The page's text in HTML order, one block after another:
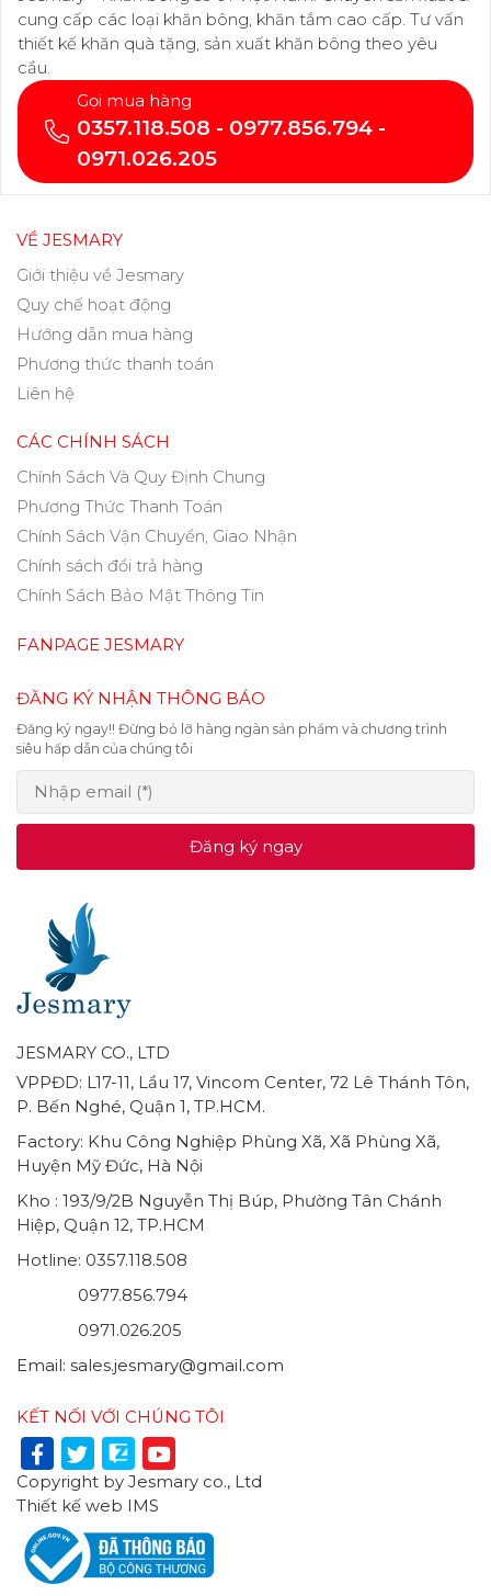
cung cấp các loại khăn bông, khăn tắm cao cấp. Tư vấn
thiết kế khăn quà tặng, sản xuất khăn bông theo yêu
cầu.
Gọi mua hàng
0357.118.508 - 0977.856.794 -
0971.026.205
VỀ JESMARY
Giới thiệu về Jesmary
Quy chế hoạt động
Hướng dẫn mua hàng
Phương thức thanh toán
Liên hệ
CÁC CHÍNH SÁCH
Chính Sách Và Quy Định Chung
Phương Thức Thanh Toán
Chính Sách Vận Chuyển, Giao Nhận
Chính sách đổi trả hàng
Chính Sách Bảo Mật Thông Tin
FANPAGE JESMARY
ĐĂNG KÝ NHẬN THÔNG BÁO
Đăng ký ngay!! Đừng bỏ lỡ hàng ngàn sản phẩm và chương trình
siêu hấp dẫn của chúng tôi
Đăng ký ngay
JESMARY CO., LTD
VPPĐD: L17-11, Lầu 17, Vincom Center, 72 Lê Thánh Tôn,
P. Bến Nghé, Quận 1, TP.HCM.
Factory: Khu Công Nghiệp Phùng Xã, Xã Phùng Xã,
Huyện Mỹ Đức, Hà Nội
Kho : 193/9/2B Nguyễn Thị Búp, Phường Tân Chánh
Hiệp, Quận 12, TP.HCM
Hotline: 0357.118.508
0977.856.794
0971.026.205
Email: sales.jesmary@gmail.com
KẾT NỐI VỚI CHÚNG TÔI
Copyright by Jesmary co., Ltd
Thiết kế web
IMS